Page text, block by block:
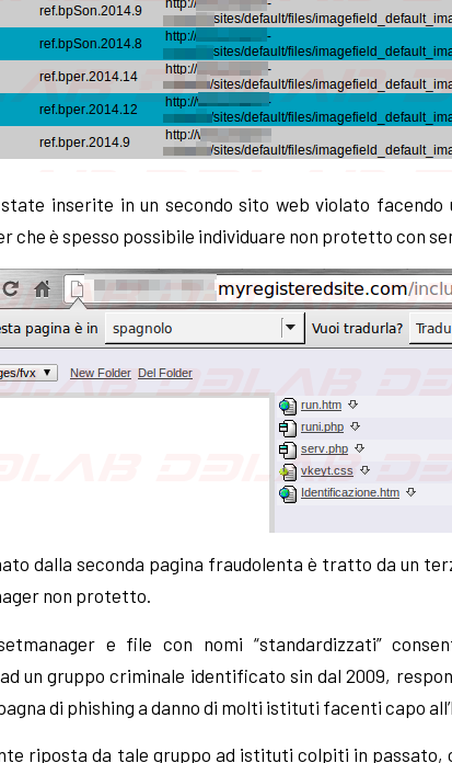
inserite in un secondo sito web violato facendo
che è spesso possibile individuare non protetto con
dalla seconda pagina fraudolenta è tratto da un
non protetto.
e file con nomi “standardizzati”
un gruppo criminale identificato sin dal 2009,
di phishing a danno di molti istituti facenti capo
riposta da tale gruppo ad istituti colpiti in